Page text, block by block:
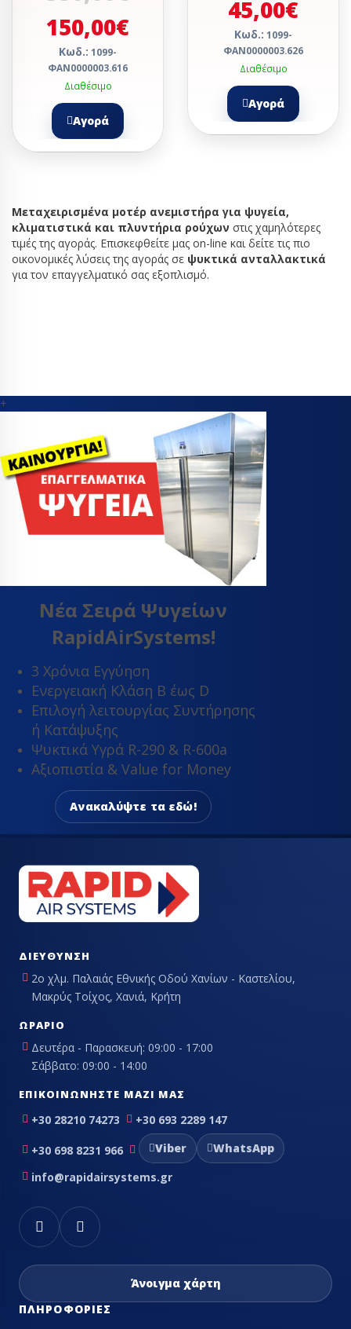
150,00€
Κωδ.: 1099-
ΦΑΝ0000003.616
Διαθέσιμο
Αγορά
45,00€
Κωδ.: 1099-
ΦΑΝ0000003.626
Διαθέσιμο
Αγορά
Μεταχειρισμένα μοτέρ ανεμιστήρα για ψυγεία,
κλιματιστικά και πλυντήρια ρούχων στις χαμηλότερες
τιμές της αγοράς. Επισκεφθείτε μας on-line και δείτε τις πιο
οικονομικές λύσεις της αγοράς σε ψυκτικά ανταλλακτικά
για τον επαγγελματικό σας εξοπλισμό.
+
Νέα Σειρά Ψυγείων
RapidAirSystems!
3 Χρόνια Εγγύηση
Ενεργειακή Κλάση Β έως D
Επιλογή λειτουργίας Συντήρησης
ή Κατάψυξης
Ψυκτικά Υγρά R-290 & R-600a
Αξιοπιστία & Value for Money
Ανακαλύψτε τα εδώ!
ΔΙΕΎΘΥΝΣΗ
2ο χλμ. Παλαιάς Εθνικής Οδού Χανίων - Καστελίου,
Μακρύς Τοίχος, Χανιά, Κρήτη
ΩΡΆΡΙΟ
Δευτέρα - Παρασκευή: 09:00 - 17:00
Σάββατο: 09:00 - 14:00
ΕΠΙΚΟΙΝΩΝΉΣΤΕ ΜΑΖΊ ΜΑΣ
+30 28210 74273 +30 693 2289 147
+30 698 8231 966 Viber
WhatsApp
info@rapidairsystems.gr
Άνοιγμα χάρτη
ΠΛΗΡΟΦΟΡΊΕΣ